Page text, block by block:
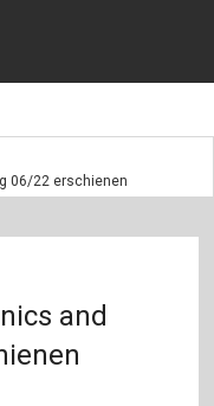
06/22 erschienen
and